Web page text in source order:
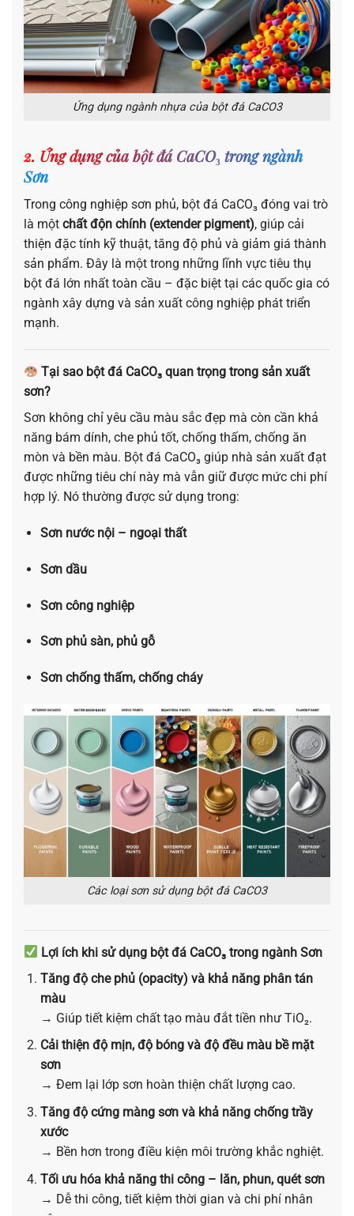
Ứng dụng ngành nhựa của bột đá CaCO3
2. Ứng dụng của bột đá CaCO₃ trong ngành
Sơn
Trong công nghiệp sơn phủ, bột đá CaCO₃ đóng vai trò
là một chất độn chính (extender pigment), giúp cải
thiện đặc tính kỹ thuật, tăng độ phủ và giảm giá thành
sản phẩm. Đây là một trong những lĩnh vực tiêu thụ
bột đá lớn nhất toàn cầu – đặc biệt tại các quốc gia có
ngành xây dựng và sản xuất công nghiệp phát triển
mạnh.
Tại sao bột đá CaCO₃ quan trọng trong sản xuất
sơn?
Sơn không chỉ yêu cầu màu sắc đẹp mà còn cần khả
năng bám dính, che phủ tốt, chống thấm, chống ăn
mòn và bền màu. Bột đá CaCO₃ giúp nhà sản xuất đạt
được những tiêu chí này mà vẫn giữ được mức chi phí
hợp lý. Nó thường được sử dụng trong:
Sơn nước nội – ngoại thất
Sơn dầu
Sơn công nghiệp
Sơn phủ sàn, phủ gỗ
Sơn chống thấm, chống cháy
Các loại sơn sử dụng bột đá CaCO3
Lợi ích khi sử dụng bột đá CaCO₃ trong ngành Sơn
Tăng độ che phủ (opacity) và khả năng phân tán
màu
→ Giúp tiết kiệm chất tạo màu đắt tiền như TiO₂.
Cải thiện độ mịn, độ bóng và độ đều màu bề mặt
sơn
→ Đem lại lớp sơn hoàn thiện chất lượng cao.
Tăng độ cứng màng sơn và khả năng chống trầy
xước
→ Bền hơn trong điều kiện môi trường khắc nghiệt.
Tối ưu hóa khả năng thi công – lăn, phun, quét sơn
→ Dễ thi công, tiết kiệm thời gian và chi phí nhân